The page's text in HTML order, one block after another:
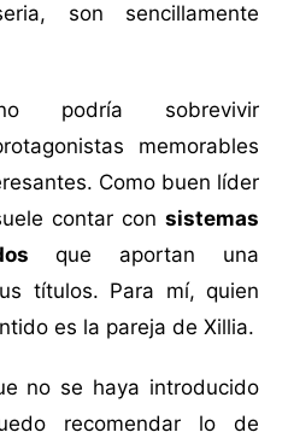
son sencillamente
podría sobrevivir
memorables
Como buen líder
contar consistemas
que aportan una
títulos. Para mí, quien
es la pareja de Xillia.
no se haya introducido
recomendar lo de